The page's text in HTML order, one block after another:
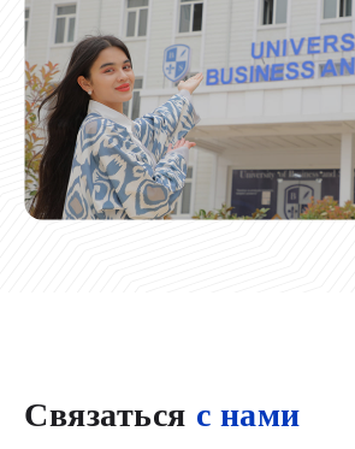
Связаться с нами